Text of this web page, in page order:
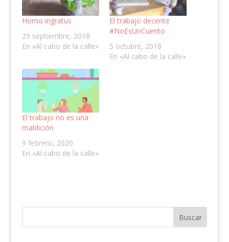
Homo ingratus
29 septiembre, 2018
En «Al cabo de la calle»
El trabajo decente
#NoEsUnCuento
5 octubre, 2018
En «Al cabo de la calle»
El trabajo no es una
maldición
9 febrero, 2020
En «Al cabo de la calle»